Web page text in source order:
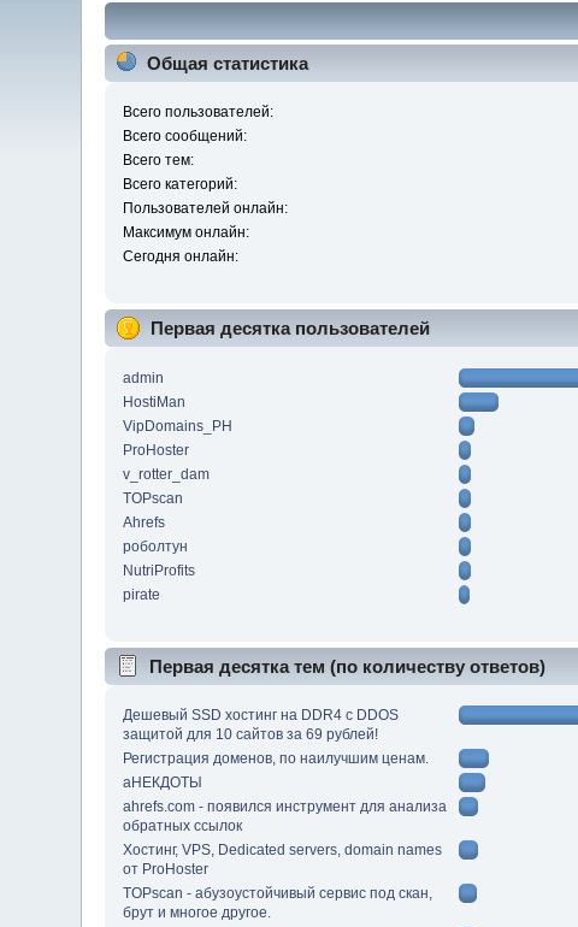
Общая статистика
Всего пользователей:
Всего сообщений:
Всего тем:
Всего категорий:
Пользователей онлайн:
Максимум онлайн:
Сегодня онлайн:
Первая десятка пользователей
admin
HostiMan
VipDomains_PH
ProHoster
v_rotter_dam
TOPscan
Ahrefs
роболтун
NutriProfits
pirate
Первая десятка тем (по количеству ответов)
Дешевый SSD хостинг на DDR4 с DDOS
защитой для 10 сайтов за 69 рублей!
Регистрация доменов, по наилучшим ценам.
аНЕКДОТЫ
ahrefs.com - появился инструмент для анализа
обратных ссылок
Хостинг, VPS, Dedicated servers, domain names
от ProHoster
TOPscan - абузоустойчивый сервис под скан,
брут и многое другое.